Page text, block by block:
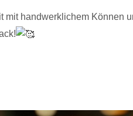
mit handwerklichem Können